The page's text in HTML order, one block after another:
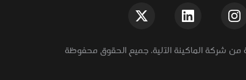
شركة الماكينة الآلية. جميع الحقوق محفوظة